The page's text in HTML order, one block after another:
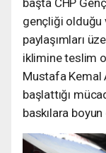
gençliği olduğu
paylaşımları
iklimine teslim
Mustafa Kemal
başlattığı
baskılara